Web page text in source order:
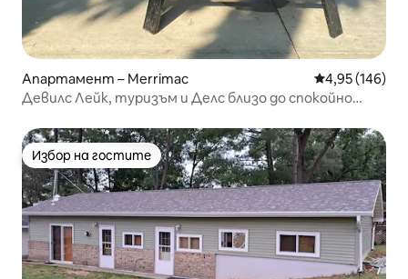
Апартамент – Merrimac Средна
4,95 (146)
Девилс Лейк, туризъм и Делс близо до спокойно
Избор на гостите
Избор на гостите